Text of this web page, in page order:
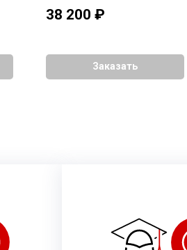
38 200 ₽
Заказать